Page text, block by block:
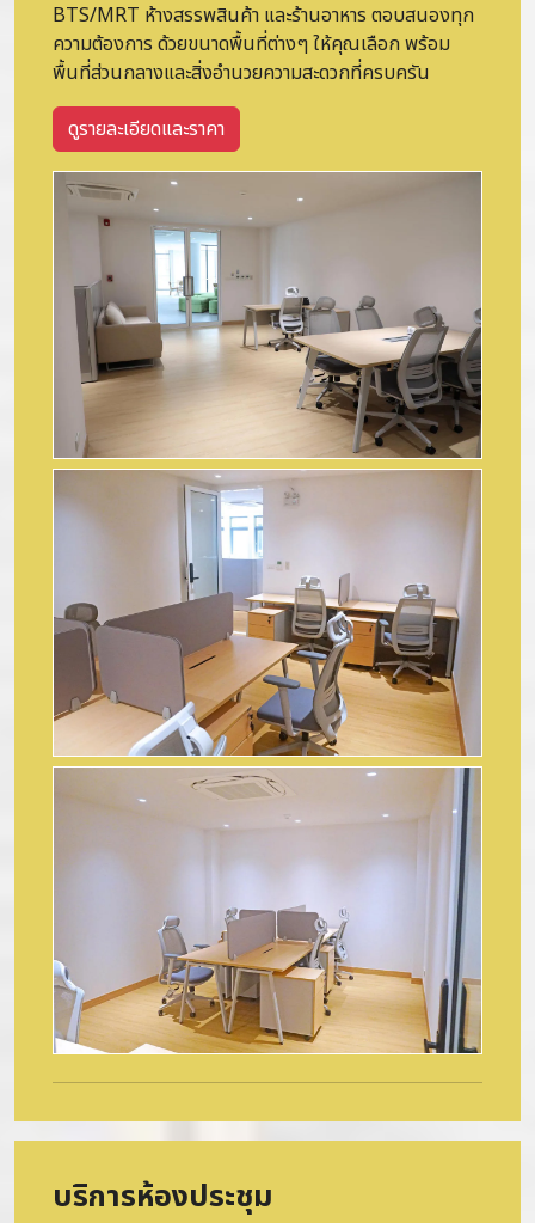
BTS/MRT ห้างสรรพสินค้า และร้านอาหาร ตอบสนองทุก
ความต้องการ ด้วยขนาดพื้นที่ต่างๆ ให้คุณเลือก พร้อม
พื้นที่ส่วนกลางและสิ่งอำนวยความสะดวกที่ครบครัน
ดูรายละเอียดและราคา
บริการห้องประชุม